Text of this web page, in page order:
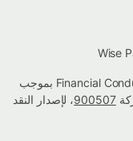
تم اعتماد شركة Wise بواسطة Financial Conduct Authority بموجب
900507، لإصدار النقد